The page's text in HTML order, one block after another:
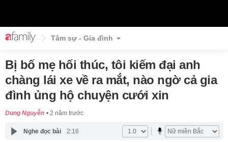
Tâm sự - Gia đình
Bị bố mẹ hối thúc, tôi kiếm đại anh
chàng lái xe về ra mắt, nào ngờ cả gia
đình ủng hộ chuyện cưới xin
Dung Nguyễn 2 năm trước
Nghe đọc bài 2:16